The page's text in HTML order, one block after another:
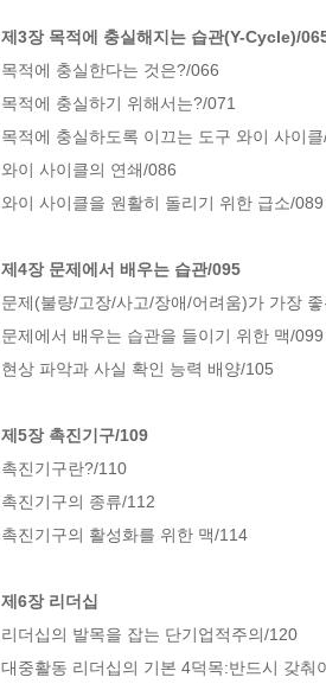
제3장 목적에 충실해지는 습관(Y-Cycle)/
목적에 충실한다는 것은?/066
목적에 충실하기 위해서는?/071
목적에 충실하도록 이끄는 도구 와이 사이
와이 사이클의 연쇄/086
와이 사이클을 원활히 돌리기 위한 급소/089
제4장 문제에서 배우는 습관/095
문제(불량/고장/사고/장애/어려움)가 가장
문제에서 배우는 습관을 들이기 위한 맥/099
현상 파악과 사실 확인 능력 배양/105
제5장 촉진기구/109
촉진기구란?/110
촉진기구의 종류/112
촉진기구의 활성화를 위한 맥/114
제6장 리더십
리더십의 발목을 잡는 단기업적주의/120
대중활동 리더십의 기본 4덕목:반드시 갖춰